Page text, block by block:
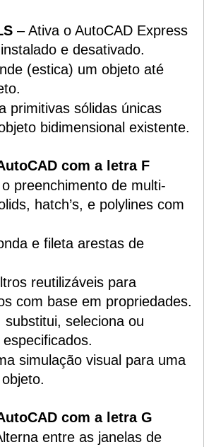
– Ativa o AutoCAD Express
e desativado.
(estica) um objeto até
primitivas sólidas únicas
bidimensional existente.
com a letra F
preenchimento de multi-
hatch’s, e polylines com
e fileta arestas de
reutilizáveis para
com base em propriedades.
substitui, seleciona ou
simulação visual para uma
com a letra G
entre as janelas de